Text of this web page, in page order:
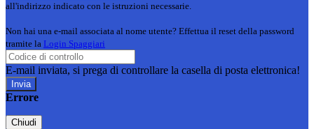
all'indirizzo indicato con le istruzioni necessarie.
Non hai una e-mail associata al nome utente? Effettua il reset della password
tramite la Login Spaggiari
E-mail inviata, si prega di controllare la casella di posta elettronica!
Errore
Chiudi